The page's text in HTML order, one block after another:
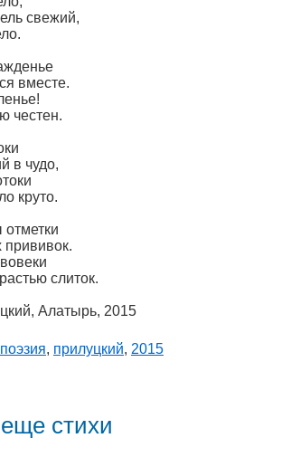
свежий,
вместе.
честен.
в чудо,
круто.
отметки
слиток.
Алатырь, 2015
поэзия, прилуцкий, 2015
стихи